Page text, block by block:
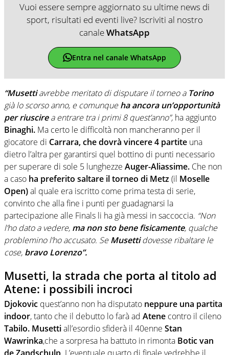
Vuoi essere sempre aggiornato su ultime news di
sport, risultati ed eventi live? Iscriviti al nostro
canaleWhatsApp
Entra nel canale WhatsApp
“Musettiavrebbe meritato di disputare il torneo a Torino
già lo scorso anno, e comunqueha ancora un’opportunità
per riuscirea entrare tra i primi 8 quest’anno”, ha aggiunto
Binaghi. Ma certo le difficoltà non mancheranno per il
giocatore di Carrara, che dovrà vincere 4 partite una
dietro l’altra per garantirsi quel bottino di punti necessario
per superare di sole 5 lunghezze Auger-Aliassime. Che non
a caso ha preferito saltare il torneo di Metz(il Moselle
Open)al quale era iscritto come prima testa di serie,
convinto che alla fine i punti per guadagnarsi la
partecipazione alle Finals li ha già messi in saccoccia. “Non
l’ho dato a vedere, ma non sto bene fisicamente, qualche
problemino l’ho accusato. SeMusettidovesse ribaltare le
cose, bravo Lorenzo”.
Musetti, la strada che porta al titolo ad
Atene: i possibili incroci
Djokovic quest’anno non ha disputato neppure una partita
indoor, tanto che il debutto lo farà ad Atene contro il cileno
Tabilo. Musettiall’esordio sfiderà il 40enne Stan
Wawrinka,che a sorpresa ha battuto in rimonta Botic van